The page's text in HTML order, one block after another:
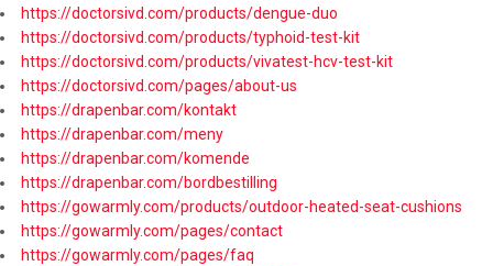
https://doctorsivd.com/products/dengue-duo
https://doctorsivd.com/products/typhoid-test-kit
https://doctorsivd.com/products/vivatest-hcv-test-kit
https://doctorsivd.com/pages/about-us
https://drapenbar.com/kontakt
https://drapenbar.com/meny
https://drapenbar.com/komende
https://drapenbar.com/bordbestilling
https://gowarmly.com/products/outdoor-heated-seat-cushions
https://gowarmly.com/pages/contact
https://gowarmly.com/pages/faq